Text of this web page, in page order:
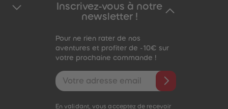
Inscrivez-vous à notre
newsletter !
Pour ne rien rater de nos
aventures et profiter de -10€ sur
votre prochaine commande !
Adresse e-mail
En validant, vous acceptez de recevoir